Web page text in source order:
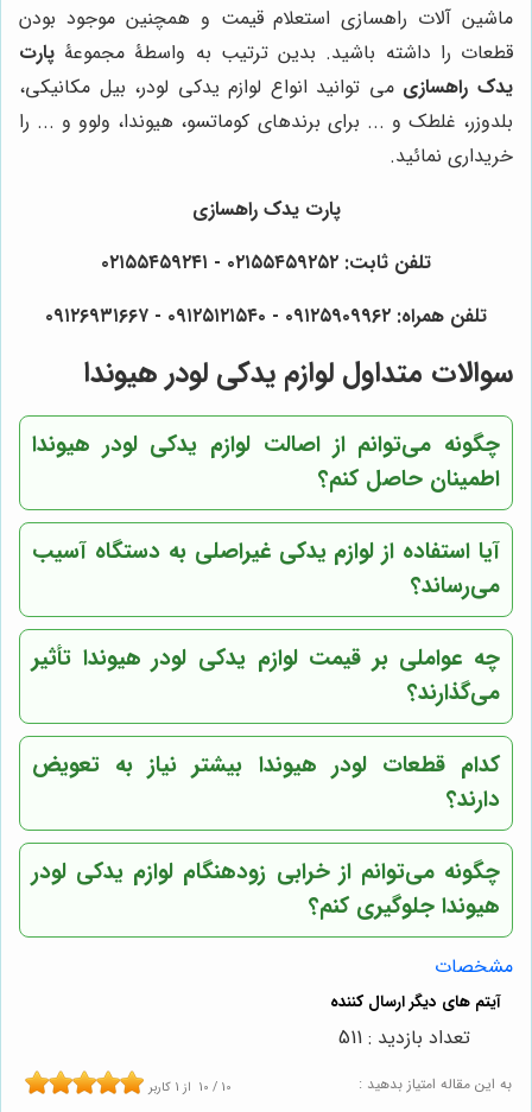
ماشین آلات راهسازی استعلام قیمت و همچنین موجود بودن
قطعات را داشته باشید. بدین ترتیب به واسطۀ مجموعۀ پارت
یدک راهسازی می توانید انواع لوازم یدکی لودر، بیل مکانیکی،
بلدوزر، غلطک و ... برای برندهای کوماتسو، هیوندا، ولوو و ... را
خریداری نمائید.
پارت یدک راهسازی
تلفن ثابت: ۰۲۱۵۵۴۵۹۲۵۲ - ۰۲۱۵۵۴۵۹۲۴۱
تلفن همراه: ۰۹۱۲۵۹۰۹۹۶۲ - ۰۹۱۲۵۱۲۱۵۴۰‌‌‌ - ۰۹۱۲۶۹۳۱۶۶۷
سوالات متداول لوازم یدکی لودر هیوندا
چگونه می‌توانم از اصالت لوازم یدکی لودر هیوندا
اطمینان حاصل کنم؟
آیا استفاده از لوازم یدکی غیراصلی به دستگاه آسیب
می‌رساند؟
چه عواملی بر قیمت لوازم یدکی لودر هیوندا تأثیر
می‌گذارند؟
کدام قطعات لودر هیوندا بیشتر نیاز به تعویض
دارند؟
چگونه می‌توانم از خرابی زودهنگام لوازم یدکی لودر
هیوندا جلوگیری کنم؟
مشخصات
به این مقاله امتیاز بدهید : 10 / 10 از 1 کاربر
تعداد بازدید : 511